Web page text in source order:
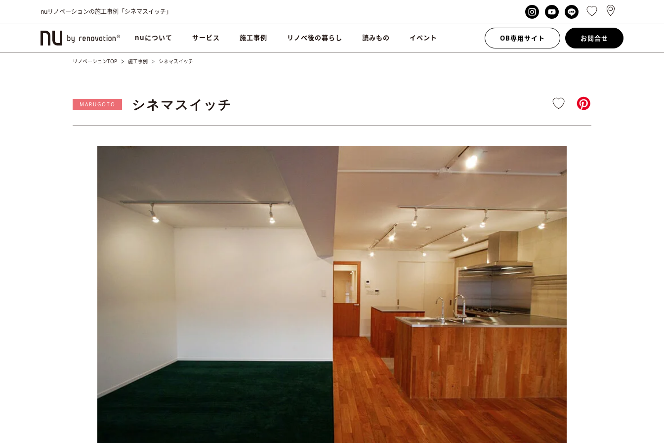
nuリノベーションの施工事例「シネマスイッチ」
nuについて サービス 施工事例 リノベ後の暮らし 読みもの イベント OB専用サイト お問合せ
リノベーションTOP 施工事例 シネマスイッチ
MARUGOTO シネマスイッチ